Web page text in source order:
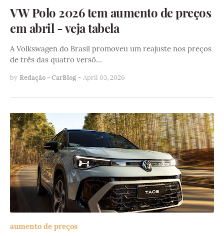
VW Polo 2026 tem aumento de preços
em abril - veja tabela
A Volkswagen do Brasil promoveu um reajuste nos preços
de três das quatro versõ…
by Redação - CarBlog - April 03, 2026
aumento de preços